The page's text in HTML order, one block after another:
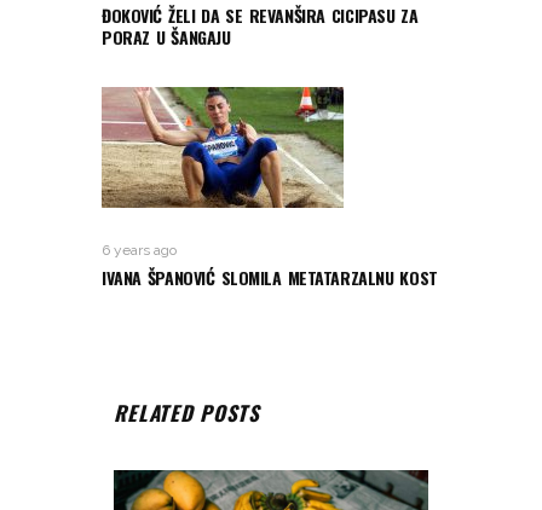
ĐOKOVIĆ ŽELI DA SE REVANŠIRA CICIPASU ZA
PORAZ U ŠANGAJU
6 years ago
IVANA ŠPANOVIĆ SLOMILA METATARZALNU KOST
RELATED POSTS